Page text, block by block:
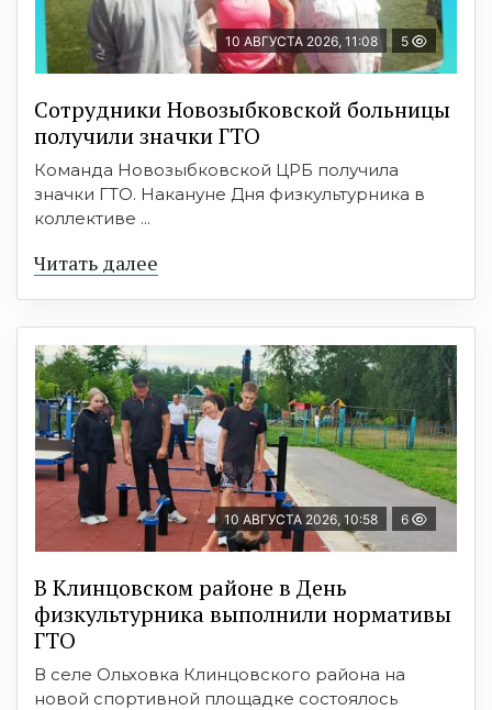
10 АВГУСТА 2026, 11:08 5
Сотрудники Новозыбковской больницы
получили значки ГТО
Команда Новозыбковской ЦРБ получила
значки ГТО. Накануне Дня физкультурника в
коллективе ...
Читать далее
10 АВГУСТА 2026, 10:58 6
В Клинцовском районе в День
физкультурника выполнили нормативы
ГТО
В селе Ольховка Клинцовского района на
новой спортивной площадке состоялось